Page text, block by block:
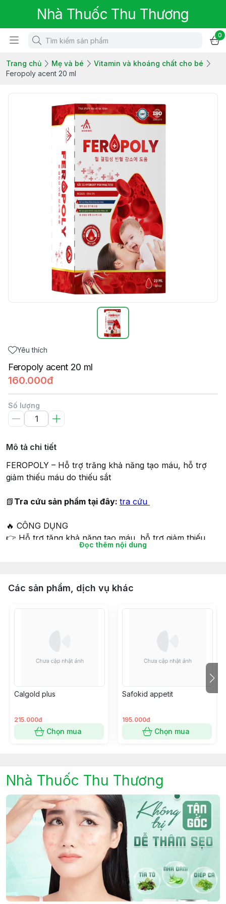
Nhà Thuốc Thu Thương
0
Trang chủ Mẹ và bé
Vitamin và khoáng chất cho bé
Feropoly acent 20 ml
Yêu thích
Feropoly acent 20 ml
160.000đ
Số lượng
Mô tả chi tiết
FEROPOLY – Hỗ trợ trăng khả năng tạo máu, hỗ trợ
giảm thiếu máu do thiếu sắt
📗 Tra cứu sản phẩm tại đây: tra cứu
🔥 CÔNG DỤNG
👉 Hỗ trợ tăng khả năng tạo máu, hỗ trợ giảm thiếu
⭐ Sắt III hydroxy polymaltose . . . . . . . . . . . . . . .
⭐ Cao quả óc chó . . . . . . . . . . . . . . . . . . . . . . . . . . 50 mg
⭐ Kẽm gluconat . . . . . . . . . . . . . . . . . . . . . . . . . . . .20mg
⭐ Vitamin B1 . . . . . . . . . . . . . . . . . . . . . . . . . . . . . .10mg
⭐ Vitamin B6 . . . . . . . . . . . . . . . . . . . . . . . . . . . . . .10mg
⭐Phụ liệu: đường trắng, sorbitol, fructose, Kali sorbat,
acid citric, gum xanthan,
7.5%
📝 CÁCH DÙNG
🍀 Xịt trực tiếp vào khoang miệng rồi nuốt từ từ xuống
cổ họng
🍀 Trẻ dưới 1 tuổi: Tham khảo ý kiến thầy thuốc trước
🍀 Trẻ từ 1 tuổi – 6 tuổi: Ngày xịt 1 lượt, mỗi lượt xịt 1
lần (Tương đương 5,2mg sắt)
🍀 Trẻ từ 6 tuổi – 12 tuổi: Ngày xịt 2 lượt, mỗi lượt xịt 1
lần (Tương đương 10,4mg sắt)
Đọc thêm nội dung
Các sản phẩm, dịch vụ khác
Calgold plus
215.000đ
Chọn mua
Safokid appetit
195.000đ
Chọn mua
Nhà Thuốc Thu Thương